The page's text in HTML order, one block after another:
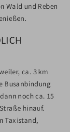
Wald und Reben
ca. 3 km
Busanbindung
noch ca. 15
hinauf.
Taxistand,